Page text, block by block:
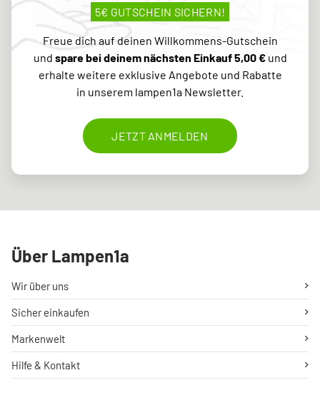
5€ GUTSCHEIN SICHERN!
Freue dich auf deinen Willkommens-Gutschein
und spare bei deinem nächsten Einkauf 5,00 €und
erhalte weitere exklusive Angebote und Rabatte
in unserem lampen1a Newsletter.
JETZT ANMELDEN
Über Lampen1a
Wir über uns
Sicher einkaufen
Markenwelt
Hilfe & Kontakt